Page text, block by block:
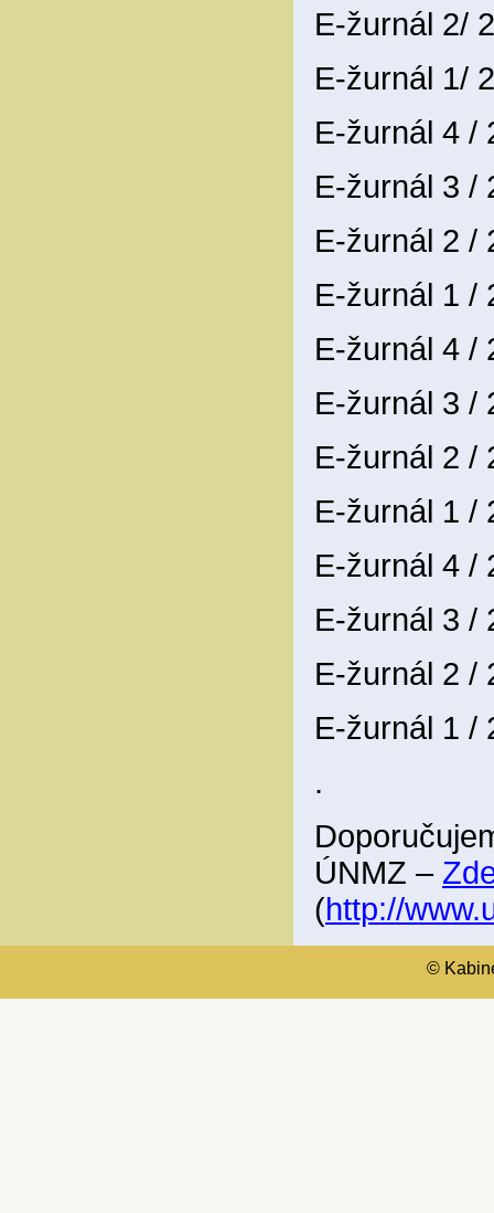
E-žurnál 2/
E-žurnál 1/
E-žurnál 4 /
E-žurnál 3 /
E-žurnál 2 /
E-žurnál 1 /
E-žurnál 4 /
E-žurnál 3 /
E-žurnál 2 /
E-žurnál 1 /
E-žurnál 4 /
E-žurnál 3 /
E-žurnál 2 /
E-žurnál 1 /
.
ÚNMZ –
(http://
©